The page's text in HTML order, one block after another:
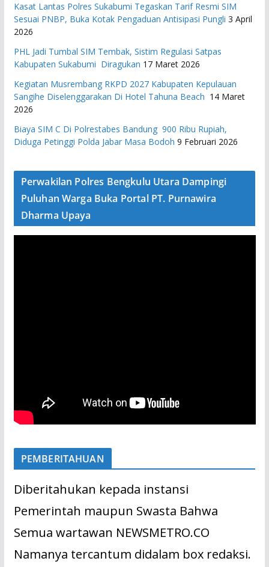
Kasat Lantas Polres Sukabumi Tegaskan Tarif Resmi SIM
Sesuai PNBP, Buka Kotak Pengaduan Antisipasi Pungli 3 April
2026
PHL Jadi Tumbal SIM Tembak, Sistim Regulasi Satpas
Kabupaten Sukabumi Diragukan 17 Maret 2026
Kegiatan Musrembang RKPD 2027 ​Kabupaten Kepulauan
Sangihe Diselenggarakan Di Hotel Tahuna Beach 14 Maret
2026
Biaya SIM C Di Polrestabes Bandung 900 Ribu Rupiah,
Diduga Petinggi Polda Jabar Masa Bodoh 9 Februari 2026
Perwakilan Polres Bengkulu Utara Dampingi
Puluhan Warga Buka Portal PT. Purnawira
Dharma Upaya
PEMBERITAHUAN
Diberitahukan kepada instansi
Pemerintah maupun Swasta Bahwa
Semua wartawan NEWSMETRO.CO
Namanya tercantum didalam box redaksi.